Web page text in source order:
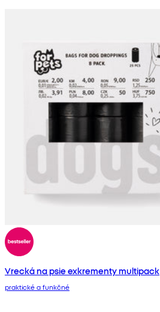
Vrecká na psie exkrementy multipack
praktické a funkčné